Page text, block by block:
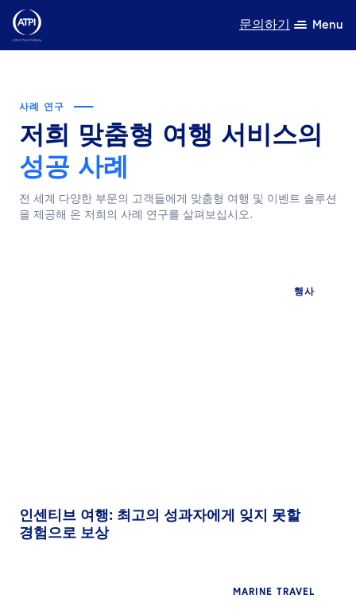
문의하기 Menu
제품
자원
회사 소개
사례 연구
저희 맞춤형 여행 서비스의
성공 사례
전 세계 다양한 부문의 고객들에게 맞춤형 여행 및 이벤트 솔루션
을 제공해 온 저희의 사례 연구를 살펴보십시오.
행사
인센티브 여행: 최고의 성과자에게 잊지 못할
경험으로 보상
MARINE TRAVEL